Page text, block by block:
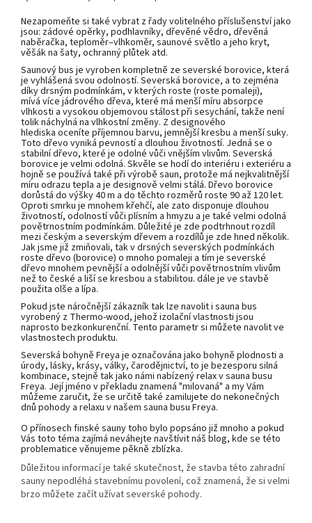
Nezapomeňte si také vybrat z řady volitelného příslušenství jako
jsou: zádové opěrky, podhlavníky, dřevěné vědro, dřevěná
naběračka, teploměr–vlhkoměr, saunové světlo a jeho kryt,
věšák na šaty, ochranný plůtek atd.
Saunový bus je vyroben kompletně ze severské borovice, která
je vyhlášená svou odolností. Severská borovice, a to zejména
díky drsným podmínkám, v kterých roste (roste pomaleji),
mívá více jádrového dřeva, které má menší míru absorpce
vlhkosti a vysokou objemovou stálost při sesychání, takže není
tolik náchylná na vlhkostní změny. Z designového
hlediska oceníte příjemnou barvu, jemnější kresbu a menší suky.
Toto dřevo vyniká pevností a dlouhou životností. Jedná se o
stabilní dřevo, které je odolné vůči vnějším vlivům. Severská
borovice je velmi odolná. Skvěle se hodí do interiéru i exteriéru a
hojně se používá také při výrobě saun, protože má nejkvalitnější
míru odrazu tepla a je designově velmi stálá. Dřevo borovice
dorůstá do výšky 40 m a do těchto rozměrů roste 90 až 120 let.
Oproti smrku je mnohem křehčí, ale zato disponuje dlouhou
životností, odolností vůči plísním a hmyzu a je také velmi odolná
povětrnostním podmínkám. Důležité je zde podtrhnout rozdíl
mezi českým a severským dřevem a rozdílů je zde hned několik.
Jak jsme již zmiňovali, tak v drsných severských podmínkách
roste dřevo (borovice) o mnoho pomaleji a tím je severské
dřevo mnohem pevnější a odolnější vůči povětrnostním vlivům
než to české a liší se kresbou a stabilitou. dále je ve stavbě
použita olše a lípa.
Pokud jste náročnější zákazník tak lze navolit i sauna bus
vyrobený z Thermo-wood, jehož izolační vlastnosti jsou
naprosto bezkonkurenční. Tento parametr si můžete navolit ve
vlastnostech produktu.
Severská bohyně Freya je označována jako bohyně plodnosti a
úrody, lásky, krásy, války, čarodějnictví, to je bezesporu silná
kombinace, stejně tak jako námi nabízený relax v sauna busu
Freya. Její jméno v překladu znamená "milovaná" a my Vám
můžeme zaručit, že se určitě také zamilujete do nekonečných
dnů pohody a relaxu v našem sauna busu Freya.
O přínosech finské sauny toho bylo popsáno již mnoho a pokud
Vás toto téma zajímá neváhejte navštívit náš blog, kde se této
problematice věnujeme pěkně zblízka.
Důležitou informací je také skutečnost, že stavba této zahradní
sauny nepodléhá stavebnímu povolení, což znamená, že si velmi
brzo můžete začít užívat severské pohody.